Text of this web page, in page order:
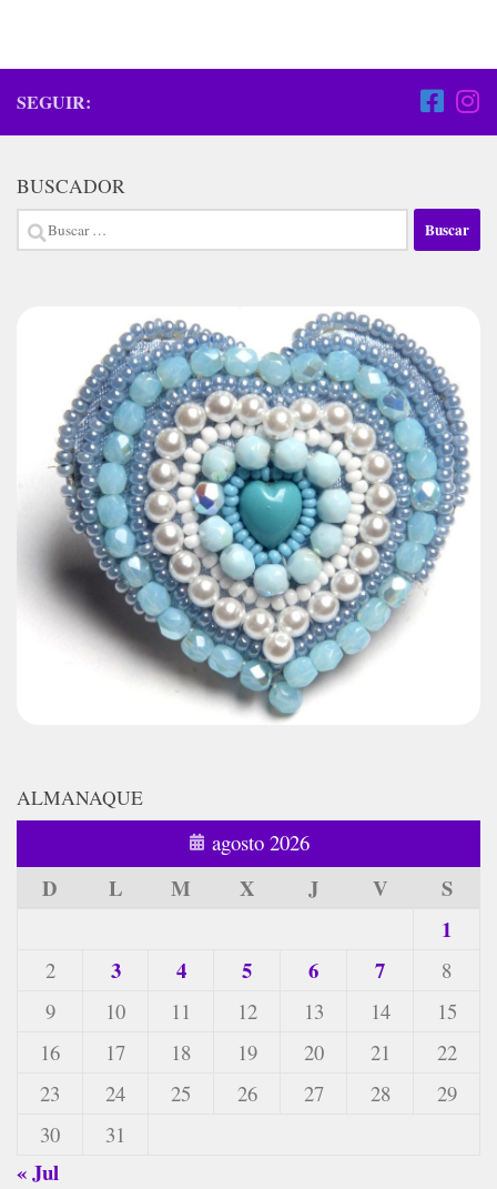
SEGUIR:
BUSCADOR
Buscar:
ALMANAQUE
agosto 2026
D L M X J V
S
1
2 3 4 5 6 7
8
9
10 11 12 13 14
15
16
17 18 19 20 21
22
23
24 25 26 27 28
29
30
31
« Jul